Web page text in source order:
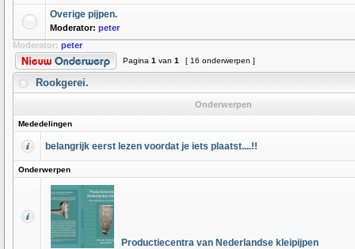
Overige pijpen.
Moderator: peter
Moderator: peter
Pagina 1 van 1 [ 16 onderwerpen ]
Rookgerei.
Onderwerpen
Mededelingen
belangrijk eerst lezen voordat je iets plaatst....!!
Onderwerpen
Productiecentra van Nederlandse kleipijpen